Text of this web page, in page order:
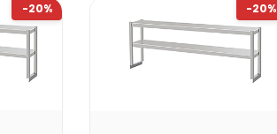
-20% -20%